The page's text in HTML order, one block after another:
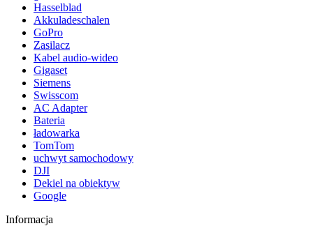
Hasselblad
Akkuladeschalen
GoPro
Zasilacz
Kabel audio-wideo
Gigaset
Siemens
Swisscom
AC Adapter
Bateria
ładowarka
TomTom
uchwyt samochodowy
DJI
Dekiel na obiektyw
Google
Informacja